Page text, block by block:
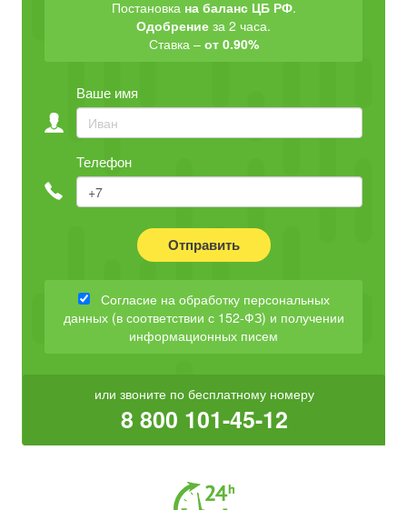
Постановка на баланс ЦБ РФ.
Одобрение за 2 часа.
Ставка – от 0.90%
Ваше имя
Телефон
Отправить
Согласие на обработку персональных
данных (в соответствии с 152-ФЗ) и получении
информационных писем
или звоните по бесплатному номеру
8 800 101-45-12